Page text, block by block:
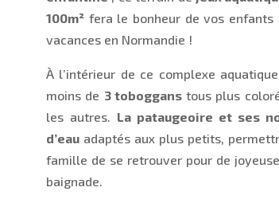
100m²fera le bonheur de vos enfants
vacances en Normandie !
À l’intérieur de ce complexe
moins de 3 tobogganstous plus
les autres. La pataugeoire et ses
d’eauadaptés aux plus petits,
famille de se retrouver pour de
baignade.